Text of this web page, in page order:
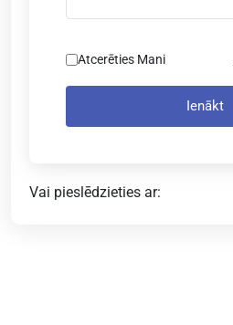
Atcerēties Mani
Ienākt
Vai pieslēdzieties ar: